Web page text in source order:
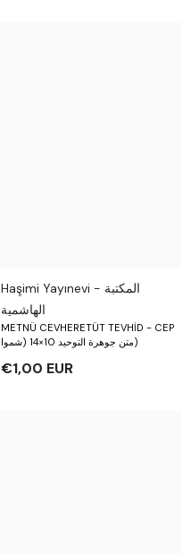
Haşimi Yayınevi - المكتبة
الهاشمية
METNÜ CEVHERETÜT TEVHİD - CEP
متن جوهرة التوحيد 10×14 (شموا)
€1,00 EUR